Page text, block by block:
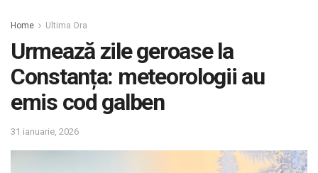
Home Ultima Ora
Urmează zile geroase la
Constanța: meteorologii au
emis cod galben
31 ianuarie, 2026